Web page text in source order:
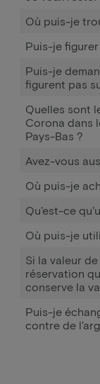
Où puis-je
Puis-je
Puis-je
figurent pas
Quelles sont
Corona dans
Pays-Bas ?
Avez-vous
Où puis-je
Qu'est-ce
Où puis-je
Si la valeur
réservation
conserve la
Puis-je
contre de